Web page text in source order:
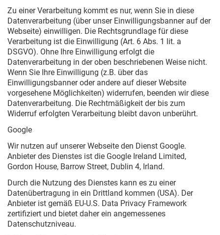
Zu einer Verarbeitung kommt es nur, wenn Sie in diese
Datenverarbeitung (über unser Einwilligungsbanner auf der
Webseite) einwilligen. Die Rechtsgrundlage für diese
Verarbeitung ist die Einwilligung (Art. 6 Abs. 1 lit. a
DSGVO). Ohne Ihre Einwilligung erfolgt die
Datenverarbeitung in der oben beschriebenen Weise nicht.
Wenn Sie Ihre Einwilligung (z.B. über das
Einwilligungsbanner oder andere auf dieser Website
vorgesehene Möglichkeiten) widerrufen, beenden wir diese
Datenverarbeitung. Die Rechtmäßigkeit der bis zum
Widerruf erfolgten Verarbeitung bleibt davon unberührt.
Google
Wir nutzen auf unserer Webseite den Dienst Google.
Anbieter des Dienstes ist die Google Ireland Limited,
Gordon House, Barrow Street, Dublin 4, Irland.
Durch die Nutzung des Dienstes kann es zu einer
Datenübertragung in ein Drittland kommen (USA). Der
Anbieter ist gemäß EU-U.S. Data Privacy Framework
zertifiziert und bietet daher ein angemessenes
Datenschutzniveau.